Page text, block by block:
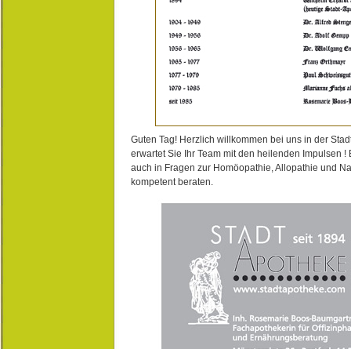
Guten Tag! Herzlich willkommen bei uns in der
erwartet Sie Ihr Team mit den heilenden Impulsen !
auch in Fragen zur Homöopathie, Allopathie und
kompetent beraten.